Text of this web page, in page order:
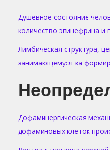
Душевное состояние
количество эпинефрина и
Лимбическая структура,
занимающемуся за
Дофаминергическая
дофаминовых клеток